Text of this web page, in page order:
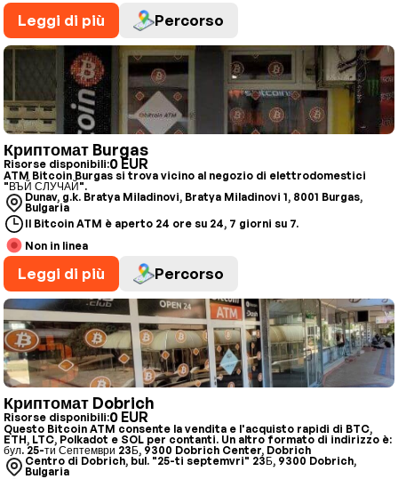
Leggi di più Percorso
Криптомат Burgas
Risorse disponibili:0 EUR
ATM Bitcoin Burgas si trova vicino al negozio di elettrodomestici
"ВЪЙ СЛУЧАЙ".
Dunav, g.k. Bratya Miladinovi, Bratya Miladinovi 1, 8001 Burgas,
Bulgaria
Il Bitcoin ATM è aperto 24 ore su 24, 7 giorni su 7.
Non in linea
Leggi di più Percorso
Криптомат Dobrich
Risorse disponibili:0 EUR
Questo Bitcoin ATM consente la vendita e l'acquisto rapidi di BTC,
ETH, LTC, Polkadot e SOL per contanti. Un altro formato di indirizzo è:
бул. 25-ти Септември 23Б, 9300 Dobrich Center, Dobrich
Centro di Dobrich, bul. "25-ti septemvri" 23Б, 9300 Dobrich,
Bulgaria